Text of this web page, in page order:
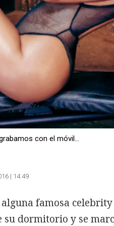
con el móvil...
| 14:49
famosa
dormitorio y se